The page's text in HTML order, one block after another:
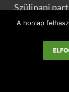
Szülinapi
Szülinapi
A honlap